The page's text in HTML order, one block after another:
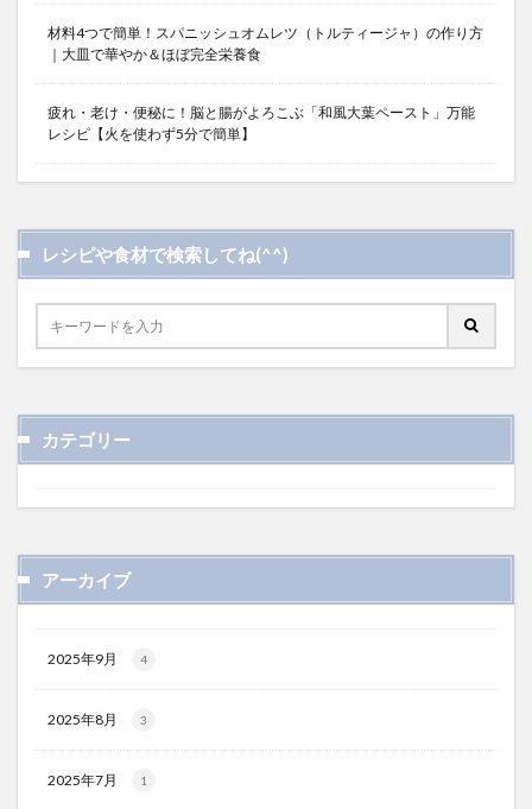
材料4つで簡単！スパニッシュオムレツ（トルティージャ）の作り方
｜大皿で華やか＆ほぼ完全栄養食
疲れ・老け・便秘に！脳と腸がよろこぶ「和風大葉ペースト」万能
レシピ【火を使わず5分で簡単】
レシピや食材で検索してね(^^)
カテゴリー
アーカイブ
2025年9月 4
2025年8月 3
2025年7月 1